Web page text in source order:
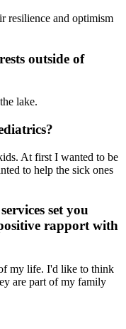
resilience and optimism
outside of
lake.
At first I wanted to be
to help the sick ones
set you
rapport with
my life. I'd like to think
are part of my family